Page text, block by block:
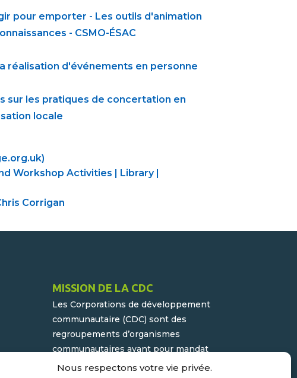
Nous respectons votre vie privée.
pour emporter - Les outils d'animation
- CSMO-ÉSAC
réalisation d'événements en personne
sur les pratiques de concertation en
locale
Workshop Activities | Library |
Corrigan
MISSION DE LA CDC
Les Corporations de développement
communautaire (CDC) sont des
regroupements d’organismes
communautaires ayant pour mandat
d’assurer la participation active du